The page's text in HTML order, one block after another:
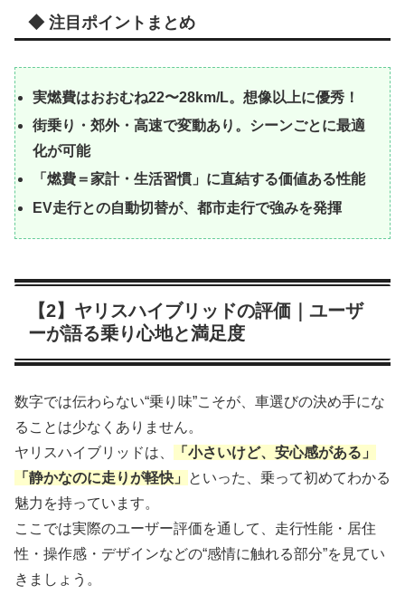
◆ 注目ポイントまとめ
実燃費はおおむね22〜28km/L。想像以上に優秀！
街乗り・郊外・高速で変動あり。シーンごとに最適
化が可能
「燃費＝家計・生活習慣」に直結する価値ある性能
EV走行との自動切替が、都市走行で強みを発揮
【2】ヤリスハイブリッドの評価｜ユーザ
ーが語る乗り心地と満足度
数字では伝わらない“乗り味”こそが、車選びの決め手にな
ることは少なくありません。
ヤリスハイブリッドは、
「小さいけど、安心感がある」
「静かなのに走りが軽快」
といった、乗って初めてわかる
魅力を持っています。
ここでは実際のユーザー評価を通して、走行性能・居住
性・操作感・デザインなどの“感情に触れる部分”を見てい
きましょう。